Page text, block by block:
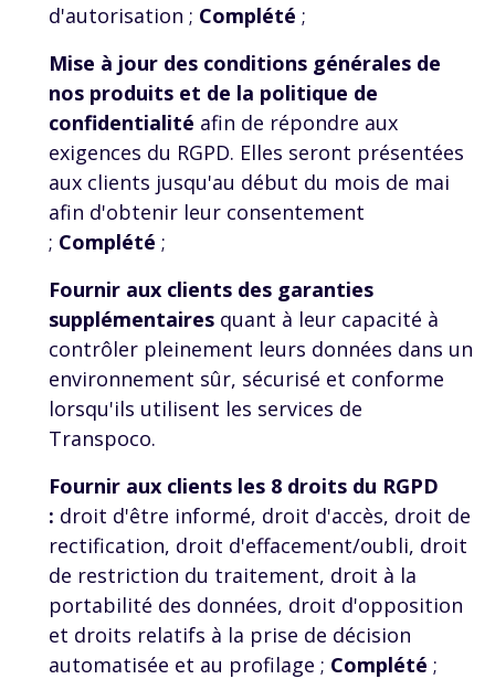
d'autorisation ; Complété ;
Mise à jour des conditions générales de
nos produits et de la politique de
confidentialité afin de répondre aux
exigences du RGPD. Elles seront présentées
aux clients jusqu'au début du mois de mai
afin d'obtenir leur consentement
; Complété ;
Fournir aux clients des garanties
supplémentaires quant à leur capacité à
contrôler pleinement leurs données dans un
environnement sûr, sécurisé et conforme
lorsqu'ils utilisent les services de
Transpoco.
Fournir aux clients les 8 droits du RGPD
: droit d'être informé, droit d'accès, droit de
rectification, droit d'effacement/oubli, droit
de restriction du traitement, droit à la
portabilité des données, droit d'opposition
et droits relatifs à la prise de décision
automatisée et au profilage ; Complété ;